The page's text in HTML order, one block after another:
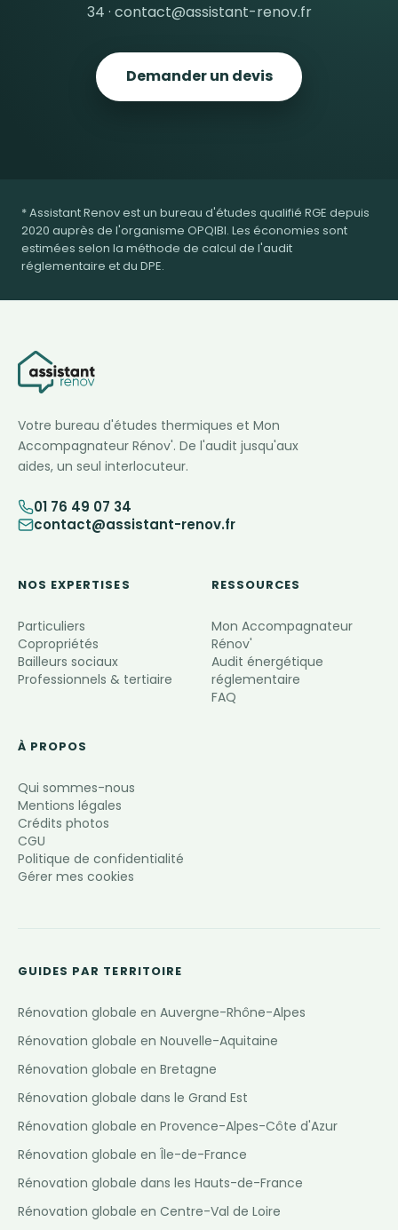
34 · contact@assistant-renov.fr
Demander un devis
* Assistant Renov est un bureau d'études qualifié RGE depuis
2020 auprès de l'organisme OPQIBI. Les économies sont
estimées selon la méthode de calcul de l'audit
réglementaire et du DPE.
Votre bureau d'études thermiques et Mon
Accompagnateur Rénov'. De l'audit jusqu'aux
aides, un seul interlocuteur.
01 76 49 07 34
contact@assistant-renov.fr
NOS EXPERTISES
Particuliers
Copropriétés
Bailleurs sociaux
Professionnels & tertiaire
RESSOURCES
Mon Accompagnateur
Rénov'
Audit énergétique
réglementaire
FAQ
À PROPOS
Qui sommes-nous
Mentions légales
Crédits photos
CGU
Politique de confidentialité
Gérer mes cookies
GUIDES PAR TERRITOIRE
Rénovation globale en Auvergne-Rhône-Alpes
Rénovation globale en Nouvelle-Aquitaine
Rénovation globale en Bretagne
Rénovation globale dans le Grand Est
Rénovation globale en Provence-Alpes-Côte d'Azur
Rénovation globale en Île-de-France
Rénovation globale dans les Hauts-de-France
Rénovation globale en Centre-Val de Loire